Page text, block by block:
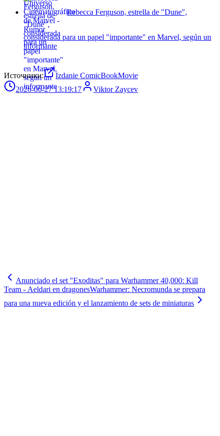
Rebecca Ferguson, estrella de "Dune",
considerada para un papel "importante" en Marvel, según un
informante
Источники:
Izdanie ComicBookMovie
2026-06-27 13:19:17
Viktor Zaycev
Anunciado el set "Exoditas" para Warhammer 40,000: Kill
Team - Aeldari en dragonesWarhammer: Necromunda se prepara
para una nueva edición y el lanzamiento de sets de miniaturas